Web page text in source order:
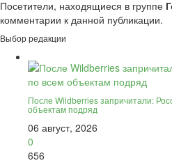
Посетители, находящиеся в группе
комментарии к данной публикации.
Выбор редакции
После Wildberries запричитали:
объектам подряд
06 август, 2026
0
656